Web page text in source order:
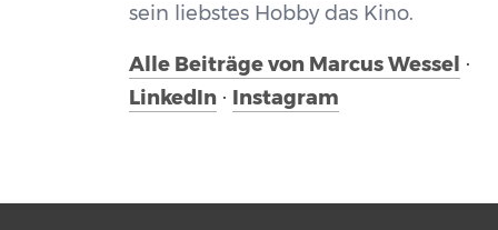
sein liebstes Hobby das Kino.
Alle Beiträge von Marcus Wessel ·
LinkedIn · Instagram